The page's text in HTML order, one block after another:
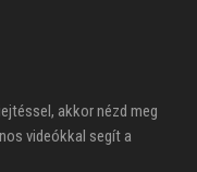
akkor nézd meg
videókkal segít a